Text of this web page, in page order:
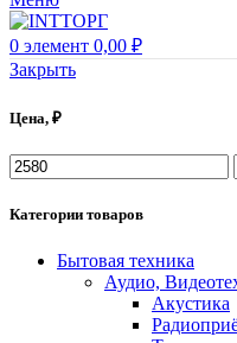
0 элемент 0,00 ₽
Закрыть
Цена, ₽
Категории товаров
Бытовая техника
Аудио,
Акустика